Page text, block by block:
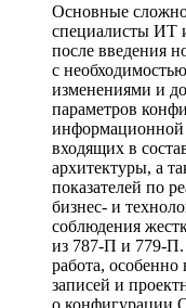
Основные
специалисты ИТ
после введения
с
изменениями и
параметров
входящих в
архитектуры, а
показателей по
бизнес- и
соблюдения
из 787-П и 779-П.
работа, особенно
записей и
о конфигурации